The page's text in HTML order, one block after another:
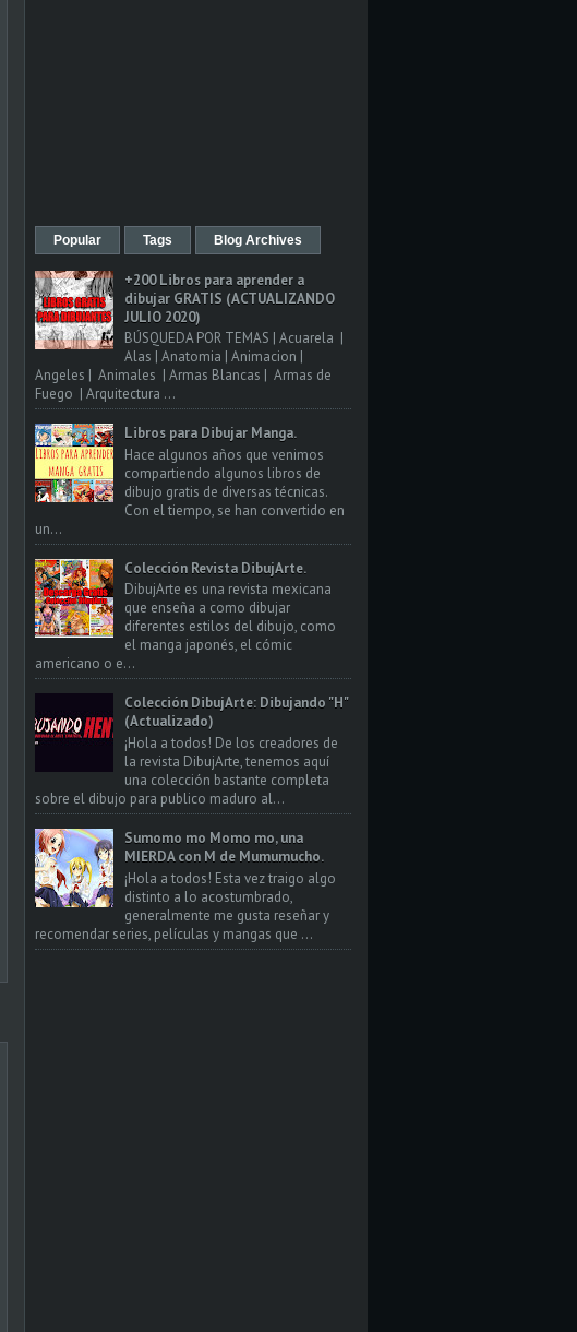
Popular Tags Blog Archives
+200 Libros para aprender a
dibujar GRATIS (ACTUALIZANDO
JULIO 2020)
BÚSQUEDA POR TEMAS | Acuarela |
Alas | Anatomia | Animacion |
Angeles | Animales | Armas Blancas | Armas de
Fuego | Arquitectura ...
Libros para Dibujar Manga.
Hace algunos años que venimos
compartiendo algunos libros de
dibujo gratis de diversas técnicas.
Con el tiempo, se han convertido en
un...
Colección Revista DibujArte.
DibujArte es una revista mexicana
que enseña a como dibujar
diferentes estilos del dibujo, como
el manga japonés, el cómic
americano o e...
Colección DibujArte: Dibujando "H"
(Actualizado)
¡Hola a todos! De los creadores de
la revista DibujArte, tenemos aquí
una colección bastante completa
sobre el dibujo para publico maduro al...
Sumomo mo Momo mo, una
MIERDA con M de Mumumucho.
¡Hola a todos! Esta vez traigo algo
distinto a lo acostumbrado,
generalmente me gusta reseñar y
recomendar series, películas y mangas que ...